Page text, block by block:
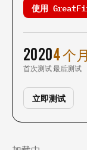
使用
2020
首次测试
4 个
最后测试
立即测试